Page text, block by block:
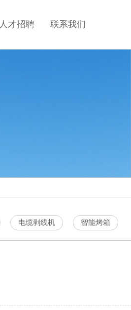
人才招聘 联系我们
电缆剥线机 智能烤箱